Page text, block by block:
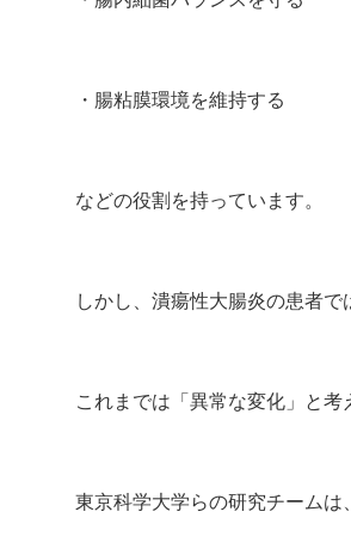
・腸粘膜環境を維持する
などの役割を持っています。
しかし、潰瘍性大腸炎の患者
これまでは「異常な変化」と
東京科学大学らの研究チーム